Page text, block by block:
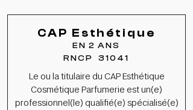
CAP Esthétique
EN 2 ANS
RNCP 31041
Le ou la titulaire du CAP Esthétique
Cosmétique Parfumerie est un(e)
professionnel(le) qualifié(e) spécialisé(e)